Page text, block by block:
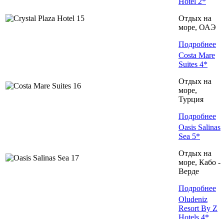
Отдых на
море, ОАЭ
Подробнее
Costa Mare
Suites 4*
Отдых на
море,
Турция
Подробнее
Oasis Salinas
Sea 5*
Отдых на
море, Кабо -
Верде
Подробнее
Oludeniz
Resort By Z
Hotels 4*